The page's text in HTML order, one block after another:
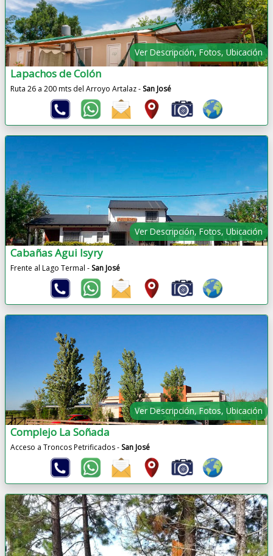
Ver Descripción, Fotos, Ubicación
Lapachos de Colón
Ruta 26 a 200 mts del Arroyo Artalaz - San José
Ver Descripción, Fotos, Ubicación
Cabañas Agui Isyry
Frente al Lago Termal - San José
Ver Descripción, Fotos, Ubicación
Complejo La Soñada
Acceso a Troncos Petrificados - San José